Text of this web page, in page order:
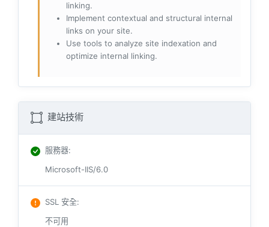
linking.
Implement contextual and structural internal
links on your site.
Use tools to analyze site indexation and
optimize internal linking.
建站技術
服務器:
Microsoft-IIS/6.0
SSL 安全:
不可用